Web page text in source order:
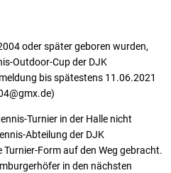
oder später geboren wurden,
Outdoor-Cup der DJK
bis spätestens 11.06.2021
Turnier in der Halle nicht
Abteilung der DJK
Form auf den Weg gebracht.
in den nächsten